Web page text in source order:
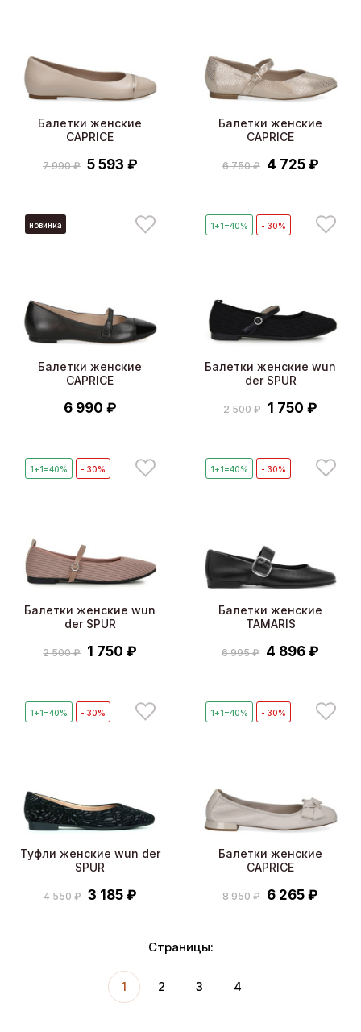
Балетки женские
CAPRICE
7 990 ₽ 5 593 ₽
Балетки женские
CAPRICE
6 750 ₽ 4 725 ₽
новинка
Балетки женские
CAPRICE
6 990 ₽
1+1=40% - 30%
Балетки женские wun
der SPUR
2 500 ₽ 1 750 ₽
1+1=40% - 30%
Балетки женские wun
der SPUR
2 500 ₽ 1 750 ₽
1+1=40% - 30%
Балетки женские
TAMARIS
6 995 ₽ 4 896 ₽
1+1=40% - 30%
Туфли женские wun der
SPUR
4 550 ₽ 3 185 ₽
1+1=40% - 30%
Балетки женские
CAPRICE
8 950 ₽ 6 265 ₽
Страницы:
1 2 3 4